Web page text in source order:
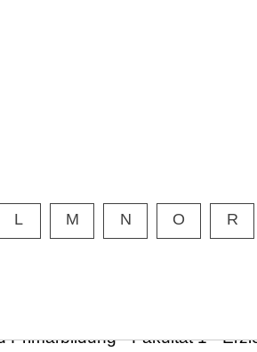
L M N O R